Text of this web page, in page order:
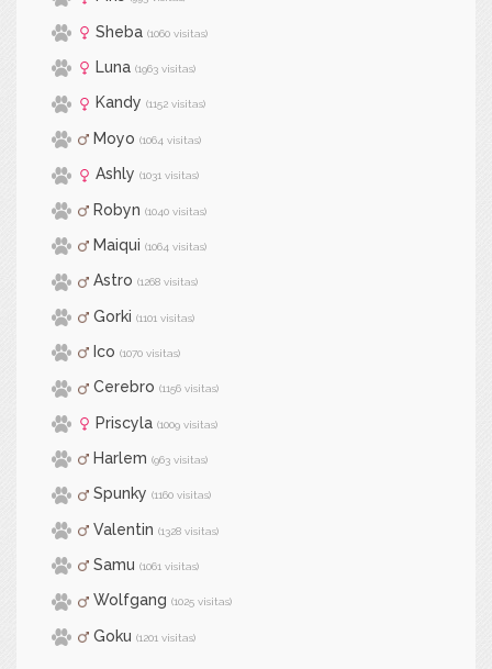
Sheba (1060 visitas)
Luna (1963 visitas)
Kandy (1152 visitas)
Moyo (1064 visitas)
Ashly (1031 visitas)
Robyn (1040 visitas)
Maiqui (1064 visitas)
Astro (1268 visitas)
Gorki (1101 visitas)
Ico (1070 visitas)
Cerebro (1156 visitas)
Priscyla (1009 visitas)
Harlem (963 visitas)
Spunky (1160 visitas)
Valentin (1328 visitas)
Samu (1061 visitas)
Wolfgang (1025 visitas)
Goku (1201 visitas)